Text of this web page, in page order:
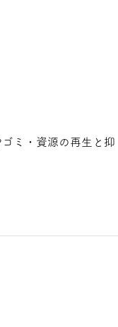
ミ・資源の再生と抑